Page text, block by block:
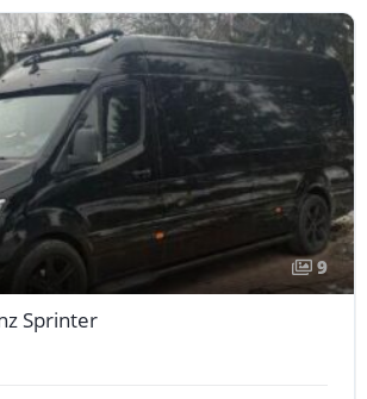
9
Sprinter